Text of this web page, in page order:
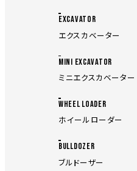
EXCAVATOR
エクスカベーター
MINI EXCAVATOR
ミニエクスカベーター
WHEEL LOADER
ホイールローダー
BULLDOZER
ブルドーザー